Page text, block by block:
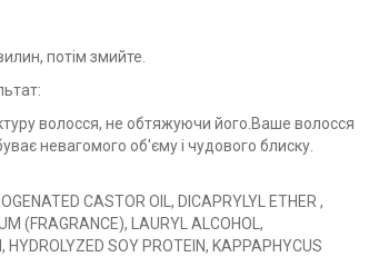
потім змийте.
волосся, не обтяжуючи його.Ваше волосся
невагомого об'єму і чудового блиску.
CASTOR OIL, DICAPRYLYL ETHER ,
(FRAGRANCE), LAURYL ALCOHOL,
HYDROLYZED SOY PROTEIN, KAPPAPHYCUS